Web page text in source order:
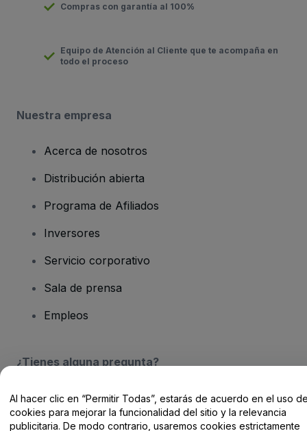
Compras con garantía al 100%
Equipo de Atención al Cliente que te acompaña en
todo el proceso
Nuestra empresa
Acerca de nosotros
Distribución abierta
Programa de Afiliados
Inversores
Servicio corporativo
Sala de prensa
Empleos
¿Tienes alguna pregunta?
Centro de Ayuda / Contacto
Al hacer clic en “Permitir Todas”, estarás de acuerdo en el uso
cookies para mejorar la funcionalidad del sitio y la relevancia
publicitaria. De modo contrario, usaremos cookies estrictamente